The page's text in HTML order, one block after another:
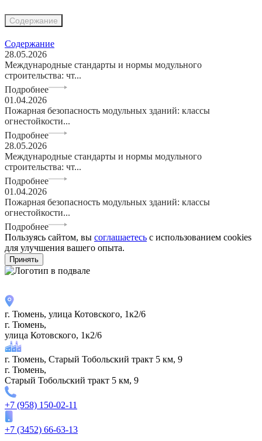
Содержание
Содержание
28.05.2026
Международные стандарты и нормы модульного
строительства: чт...
Подробнее
01.04.2026
Пожарная безопасность модульных зданий: классы
огнестойкости...
Подробнее
28.05.2026
Международные стандарты и нормы модульного
строительства: чт...
Подробнее
01.04.2026
Пожарная безопасность модульных зданий: классы
огнестойкости...
Подробнее
Пользуясь сайтом, вы соглашаетесь с использованием cookies
для улучшения вашего опыта.
Принять
г. Тюмень, улица Котовского, 1к2/6
г. Тюмень,
улица Котовского, 1к2/6
г. Тюмень, Старый Тобольский тракт 5 км, 9
г. Тюмень,
Старый Тобольский тракт 5 км, 9
+7 (958) 150-02-11
+7 (3452) 66-63-13